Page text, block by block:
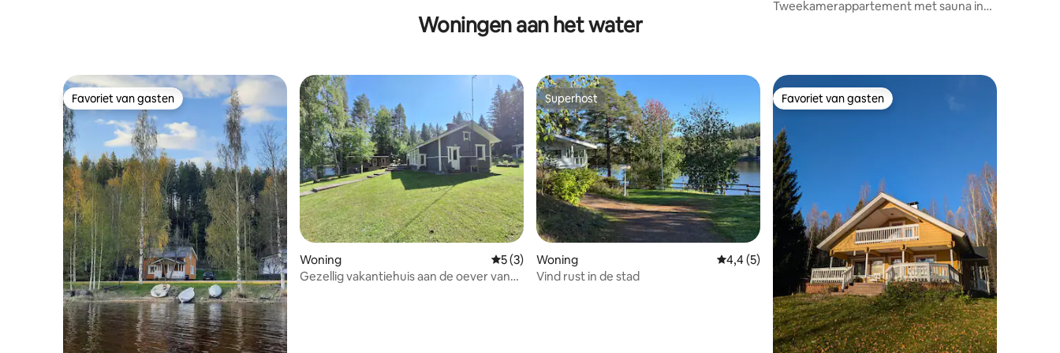
Tweekamerappartement met sauna in
Woningen aan het water
Favoriet van gasten
Favoriet van gasten
Woning Gemiddelde beoordeling van 5 uit 5, 3 recensies
5 (3)
Gezellig vakantiehuis aan de oever van
Superhost
Superhost
Woning Gemiddelde beoordeling van 4,4 uit 5, 5 recensies
4,4 (5)
Vind rust in de stad
Favoriet van gasten
Favoriet van gasten